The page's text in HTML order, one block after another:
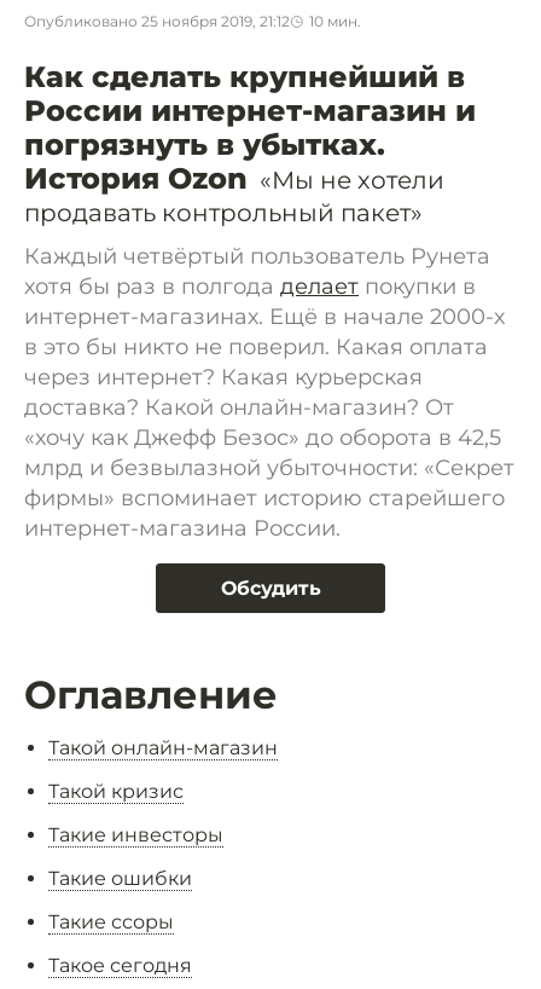
Опубликовано 25 ноября 2019, 21:12 10 мин.
Как сделать крупнейший в
России интернет-магазин и
погрязнуть в убытках.
История Ozon «Мы не хотели
продавать контрольный пакет»
Каждый четвёртый пользователь Рунета
хотя бы раз в полгода делает покупки в
интернет-магазинах. Ещё в начале 2000-х
в это бы никто не поверил. Какая оплата
через интернет? Какая курьерская
доставка? Какой онлайн-магазин? От
«хочу как Джефф Безос» до оборота в 42,5
млрд и безвылазной убыточности: «Секрет
фирмы» вспоминает историю старейшего
интернет-магазина России.
Обсудить
Оглавление
Такой онлайн-магазин
Такой кризис
Такие инвесторы
Такие ошибки
Такие ссоры
Такое сегодня